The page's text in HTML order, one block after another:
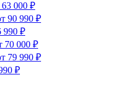
63 000 ₽
90 990 ₽
990 ₽
70 000 ₽
79 990 ₽
₽